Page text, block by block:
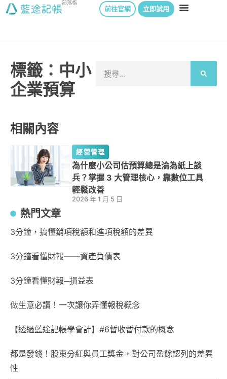
部落格
前往官網 立即試用
標籤：中小
企業預算
相關內容
經營管理
為什麼小公司估預算總是淪為紙上談
兵？掌握 3 大管理核心，靠數位工具
輕鬆改善
2026 年 1 月 5 日
熱門文章
3分鐘，搞懂銷項稅額和進項稅額的差異
3分鐘看懂財報——資產負債表
3分鐘看懂財報─損益表
做生意必讀！一次讓你弄懂報稅概念
【透過藍途記帳學會計】#6暫收暫付款的概念
都是發錢！股東分紅與員工獎金，對公司盈餘認列的差異
性